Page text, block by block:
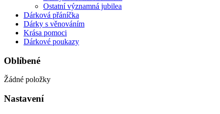
Ostatní významná jubilea
Dárková přáníčka
Dárky s věnováním
Krása pomoci
Dárkové poukazy
Oblíbené
Žádné položky
Nastavení